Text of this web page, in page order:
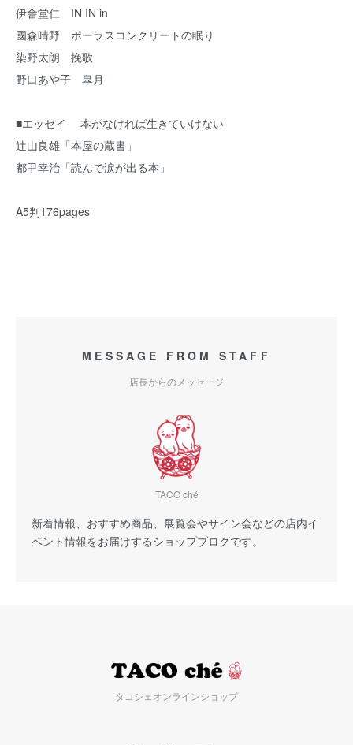
伊舎堂仁 IN IN in
國森晴野 ポーラスコンクリートの眠り
染野太朗 挽歌
野口あや子 皐月
■エッセイ 本がなければ生きていけない
辻山良雄「本屋の蔵書」
都甲幸治「読んで涙が出る本」
A5判176pages
MESSAGE FROM STAFF
店長からのメッセージ
TACO ché
新着情報、おすすめ商品、展覧会やサイン会などの店内イ
ベント情報をお届けするショップブログです。
タコシェオンラインショップ